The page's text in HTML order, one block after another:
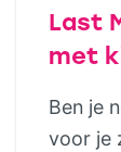
Last
met
Ben je
voor je